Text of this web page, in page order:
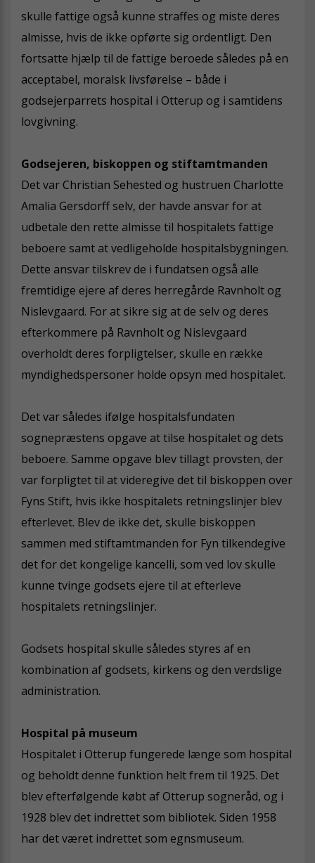
skulle fattige også kunne straffes og miste deres
almisse, hvis de ikke opførte sig ordentligt. Den
fortsatte hjælp til de fattige beroede således på en
acceptabel, moralsk livsførelse – både i
godsejerparrets hospital i Otterup og i samtidens
lovgivning.
Godsejeren, biskoppen og stiftamtmanden
Det var Christian Sehested og hustruen Charlotte
Amalia Gersdorff selv, der havde ansvar for at
udbetale den rette almisse til hospitalets fattige
beboere samt at vedligeholde hospitalsbygningen.
Dette ansvar tilskrev de i fundatsen også alle
fremtidige ejere af deres herregårde Ravnholt og
Nislevgaard. For at sikre sig at de selv og deres
efterkommere på Ravnholt og Nislevgaard
overholdt deres forpligtelser, skulle en række
myndighedspersoner holde opsyn med hospitalet.
Det var således ifølge hospitalsfundaten
sognepræstens opgave at tilse hospitalet og dets
beboere. Samme opgave blev tillagt provsten, der
var forpligtet til at videregive det til biskoppen over
Fyns Stift, hvis ikke hospitalets retningslinjer blev
efterlevet. Blev de ikke det, skulle biskoppen
sammen med stiftamtmanden for Fyn tilkendegive
det for det kongelige kancelli, som ved lov skulle
kunne tvinge godsets ejere til at efterleve
hospitalets retningslinjer.
Godsets hospital skulle således styres af en
kombination af godsets, kirkens og den verdslige
administration.
Hospital på museum
Hospitalet i Otterup fungerede længe som hospital
og beholdt denne funktion helt frem til 1925. Det
blev efterfølgende købt af Otterup sogneråd, og i
1928 blev det indrettet som bibliotek. Siden 1958
har det været indrettet som egnsmuseum.